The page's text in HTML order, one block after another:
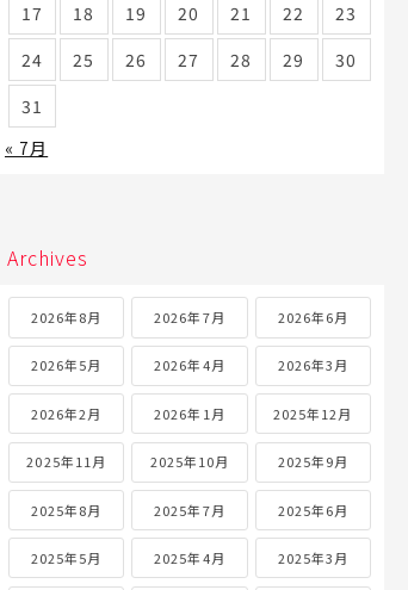
17
18 19 20 21 22
23
24
25 26 27 28 29
30
31
« 7月
Archives
2026年8月 2026年7月 2026年6月
2026年5月 2026年4月 2026年3月
2026年2月 2026年1月 2025年12月
2025年11月 2025年10月 2025年9月
2025年8月 2025年7月 2025年6月
2025年5月 2025年4月 2025年3月